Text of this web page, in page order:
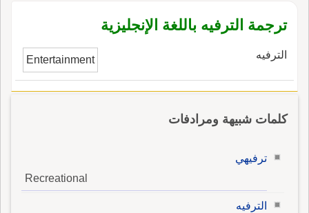
ترجمة الترفيه باللغة الإنجليزية
الترفيه Entertainment
كلمات شبيهة ومرادفات
ترفيهي
Recreational
الترفيه